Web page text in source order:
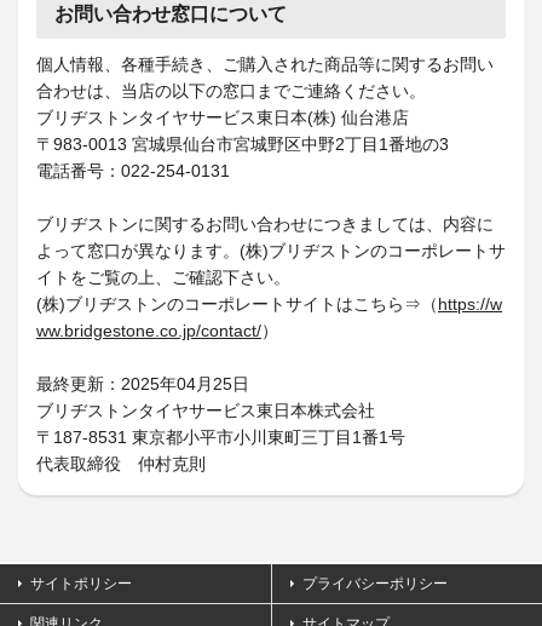
お問い合わせ窓口について
個人情報、各種手続き、ご購入された商品等に関するお問い
合わせは、当店の以下の窓口までご連絡ください。
ブリヂストンタイヤサービス東日本(株) 仙台港店
〒983-0013 宮城県仙台市宮城野区中野2丁目1番地の3
電話番号：022-254-0131
ブリヂストンに関するお問い合わせにつきましては、内容に
よって窓口が異なります。(株)ブリヂストンのコーポレートサ
イトをご覧の上、ご確認下さい。
(株)ブリヂストンのコーポレートサイトはこちら⇒（https://w
ww.bridgestone.co.jp/contact/）
最終更新：2025年04月25日
ブリヂストンタイヤサービス東日本株式会社
〒187-8531 東京都小平市小川東町三丁目1番1号
代表取締役 仲村克則
サイトポリシー プライバシーポリシー